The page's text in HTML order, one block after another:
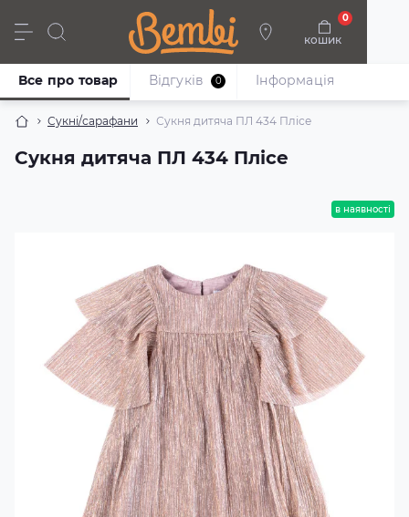
кошик
0
Дівчата Хлопці Немовлята Взуття
Сукні/сарафани Сукня дитяча ПЛ 434 Плісе
Сукня дитяча ПЛ 434 Плісе
Все про товар Відгуків 0 Iнформація
в наявності